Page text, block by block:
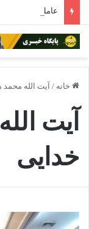
عامل ۳۰۶ کلاهبرداری تلفنی از داخل زندان در مشهد شناسایی شد
خانه / آیت الله
آیت
خدایی